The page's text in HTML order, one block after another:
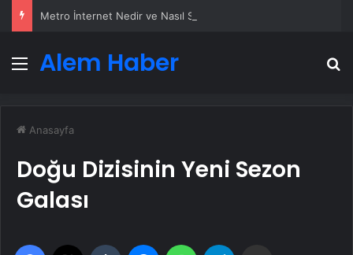
Metro İnternet Nedir ve Nasıl Seçilir
MenüAlem Haber
Anasayfa
Doğu Dizisinin Yeni Sezon
Galası
Facebook Tumblr MessengerWhatsApp